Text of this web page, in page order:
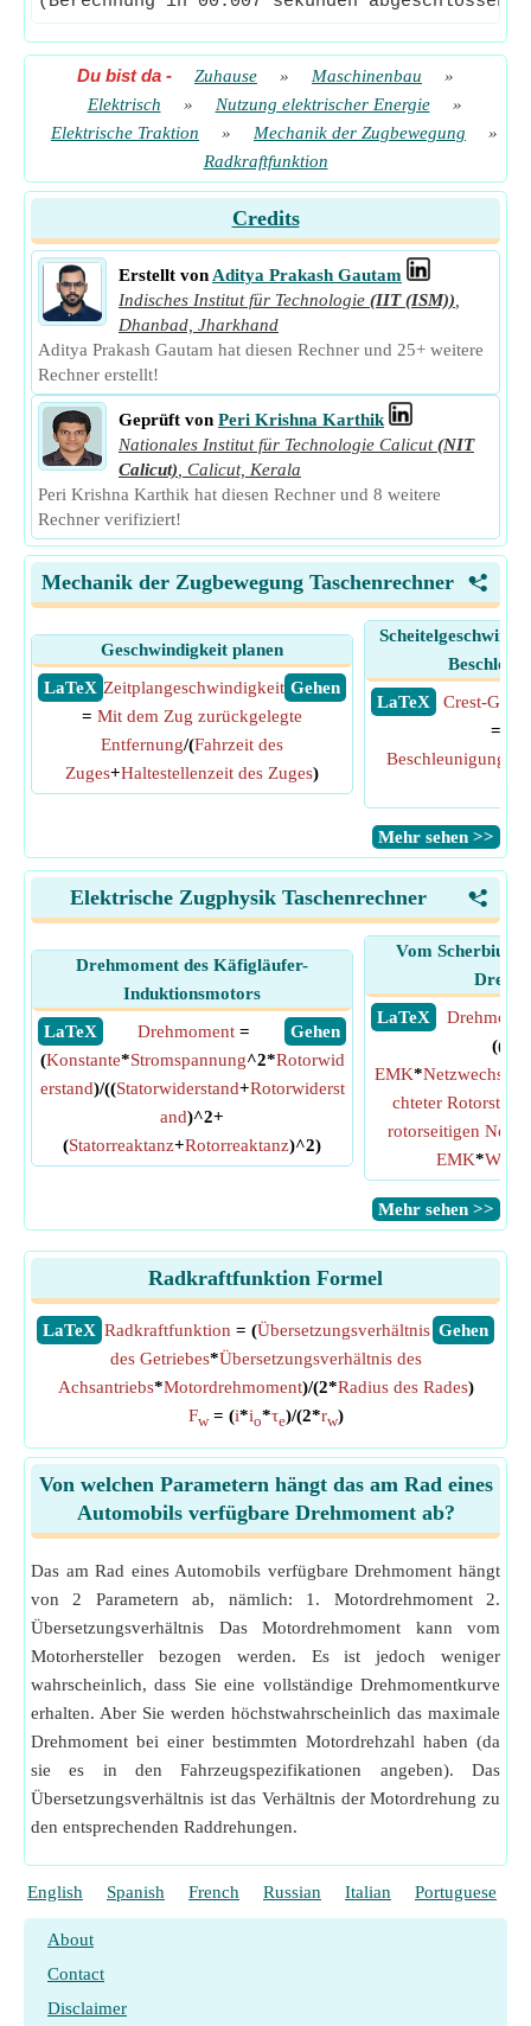
Du bist da - Zuhause » Maschinenbau
»
Elektrisch
» Nutzung elektrischer Energie
»
Elektrische Traktion
» Mechanik der Zugbewegung
»
Radkraftfunktion
Credits
Erstellt von Aditya Prakash Gautam
Indisches Institut für Technologie (IIT (ISM))
Dhanbad, Jharkhand
Aditya Prakash Gautam hat diesen Rechner und 25+ weitere
Rechner erstellt!
Geprüft von Peri Krishna Karthik
Nationales Institut für Technologie Calicut (NIT
Calicut) Calicut, Kerala
Peri Krishna Karthik hat diesen Rechner und 8 weitere
Rechner verifiziert!
<
Mechanik der Zugbewegung Taschenrechner
Geschwindigkeit planen
​ LaTeX
​ Gehen
Zeitplangeschwindigkeit
= Mit dem Zug zurückgelegte
Entfernung/(Fahrzeit des
Zuges+Haltestellenzeit des Zuges)
​ LaTeX
Crest-
=
Beschleunigung
​Mehr sehen >>
<
Elektrische Zugphysik Taschenrechner
Drehmoment des Käfigläufer-
Induktionsmotors
​ LaTeX
​ Gehen
Drehmoment =
(Konstante*Stromspannung^2*Rotorwid
erstand)/((Statorwiderstand+Rotorwiderst
and)^2+
(Statorreaktanz+Rotorreaktanz)^2)
Vom Scherbius-
​ LaTeX
((
EMK*
chteter Rotorstrom
rotorseitigen
EMK*
​Mehr sehen >>
Radkraftfunktion Formel
​LaTeX ​Gehen
Radkraftfunktion = (Übersetzungsverhältnis
des Getriebes*Übersetzungsverhältnis des
Achsantriebs*Motordrehmoment)/(2*Radius des Rades)
Fw= (i*io*τe)/(2*rw)
Von welchen Parametern hängt das am Rad eines
Automobils verfügbare Drehmoment ab?
Das am Rad eines Automobils verfügbare Drehmoment hängt
von 2 Parametern ab, nämlich: 1. Motordrehmoment 2.
Übersetzungsverhältnis Das Motordrehmoment kann vom
Motorhersteller bezogen werden. Es ist jedoch weniger
wahrscheinlich, dass Sie eine vollständige Drehmomentkurve
erhalten. Aber Sie werden höchstwahrscheinlich das maximale
Drehmoment bei einer bestimmten Motordrehzahl haben (da
sie es in den Fahrzeugspezifikationen angeben). Das
Übersetzungsverhältnis ist das Verhältnis der Motordrehung zu
den entsprechenden Raddrehungen.
English Spanish French Russian Italian Portuguese
About
Contact
Disclaimer